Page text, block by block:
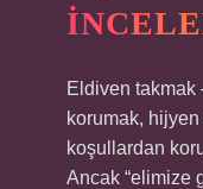
Eldiven
korumak,
koşullardan
Ancak “elimize